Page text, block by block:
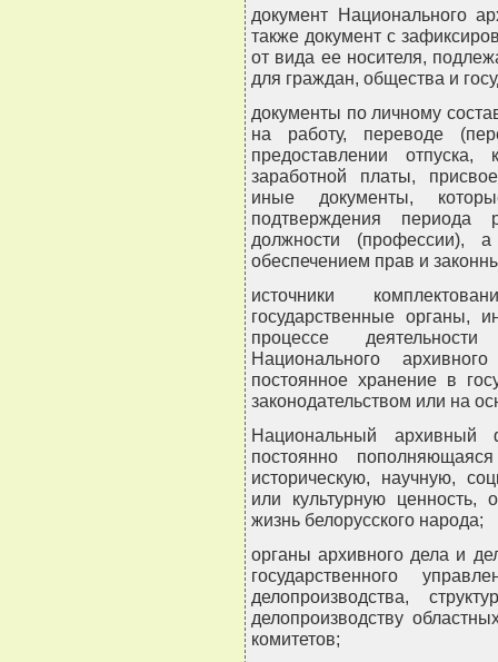
документ Национального
также документ с
от вида ее носителя,
для граждан, общества и
документы по личному
на работу, переводе
предоставлении
заработной платы,
иные документы,
подтверждения
должности (профессии),
обеспечением прав и
источники
государственные органы,
процессе
Национального
постоянное хранение в
законодательством или на
Национальный
постоянно
историческую, научную,
или культурную
жизнь белорусского народа;
органы архивного дела и
государственного
делопроизводства,
делопроизводству
комитетов;